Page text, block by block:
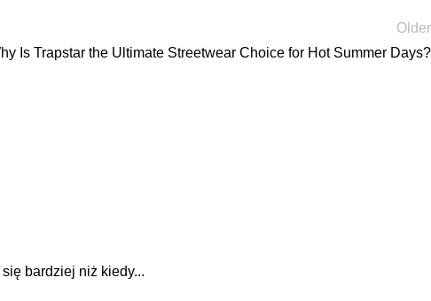
Older
Is Trapstar the Ultimate Streetwear Choice for Hot Summer Days?
bardziej niż kiedy...